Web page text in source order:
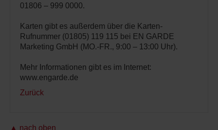
01806 – 999 0000.
Karten gibt es außerdem über die Karten-
Rufnummer (01805) 119 115 bei EN GARDE
Marketing GmbH (MO.-FR., 9:00 – 13:00 Uhr).
Mehr Informationen gibt es im Internet:
www.engarde.de
Zurück
▲ nach oben